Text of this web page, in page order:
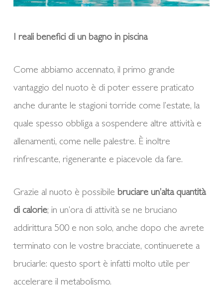
I reali benefici di un bagno in piscina
Come abbiamo accennato, il primo grande
vantaggio del nuoto è di poter essere praticato
anche durante le stagioni torride come l’estate, la
quale spesso obbliga a sospendere altre attività e
allenamenti, come nelle palestre. È inoltre
rinfrescante, rigenerante e piacevole da fare.
Grazie al nuoto è possibile bruciare un’alta quantità
di calorie; in un’ora di attività se ne bruciano
addirittura 500 e non solo, anche dopo che avrete
terminato con le vostre bracciate, continuerete a
bruciarle: questo sport è infatti molto utile per
accelerare il metabolismo.